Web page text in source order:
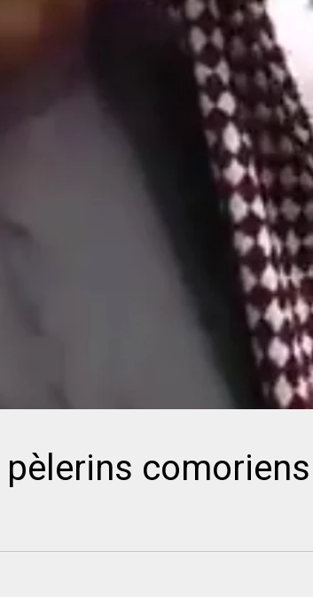
comoriens